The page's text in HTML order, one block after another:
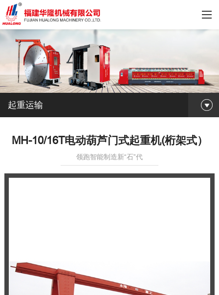
起重运输
MH-10/16T电动葫芦门式起重机(桁架式）
领跑智能制造新“石”代